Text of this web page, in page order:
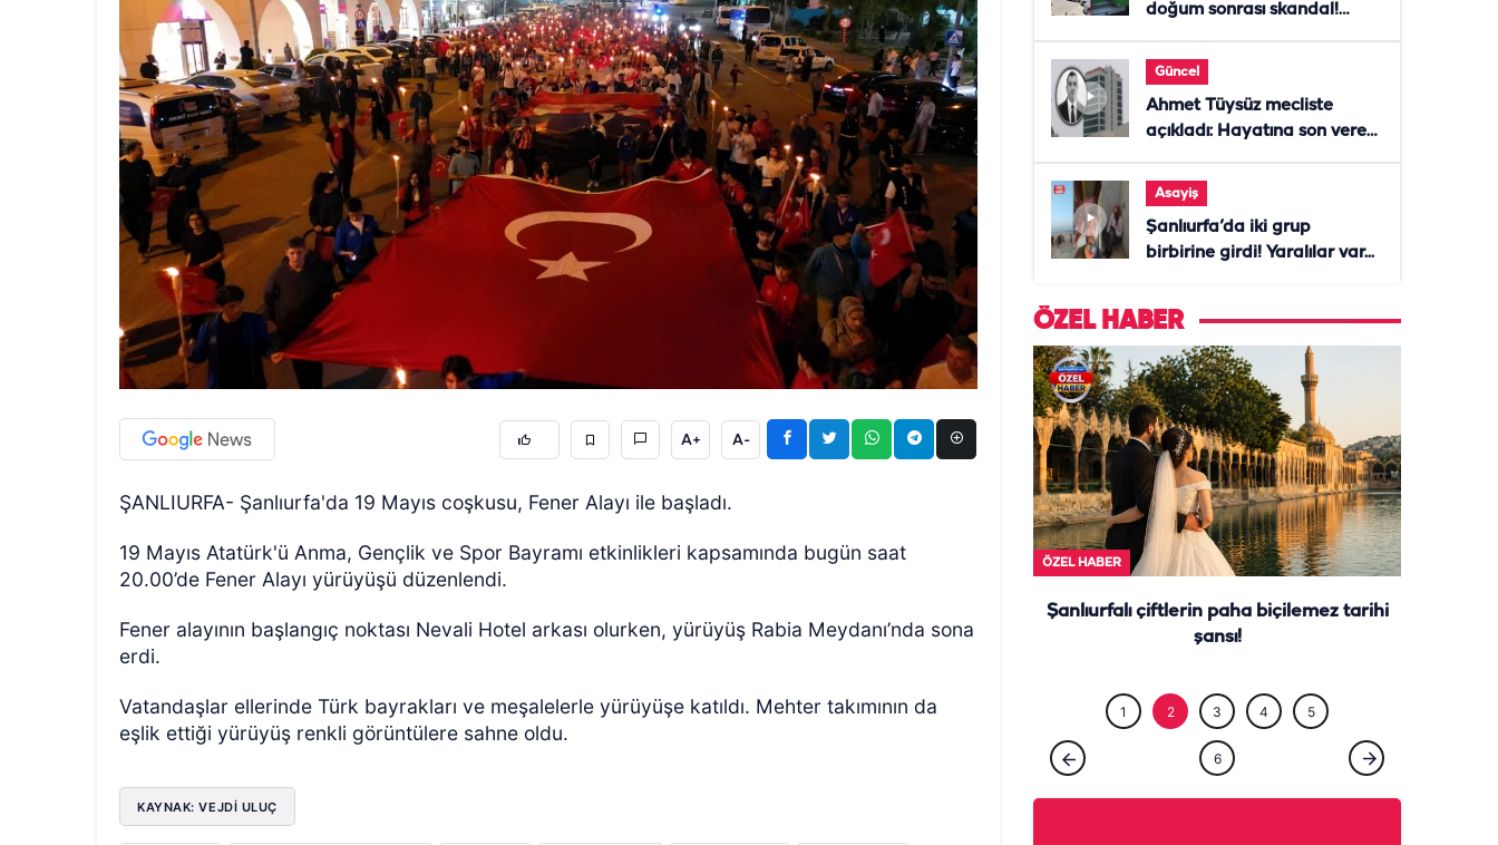
A+ A-
ŞANLIURFA- Şanlıurfa'da 19 Mayıs coşkusu, Fener Alayı ile başladı.
19 Mayıs Atatürk'ü Anma, Gençlik ve Spor Bayramı etkinlikleri kapsamında bugün saat
20.00’de Fener Alayı yürüyüşü düzenlendi.
Fener alayının başlangıç noktası Nevali Hotel arkası olurken, yürüyüş Rabia Meydanı’nda sona
erdi.
Vatandaşlar ellerinde Türk bayrakları ve meşalelerle yürüyüşe katıldı. Mehter takımının da
eşlik ettiği yürüyüş renkli görüntülere sahne oldu.
KAYNAK: VEJDI ULUÇ
doğum sonrası skandal!
Güncel
Ahmet Tüysüz mecliste
açıkladı: Hayatına son veren
ölmezdim" notunu bıraktı
Asayiş
Şanlıurfa’da iki grup
birbirine girdi! Yaralılar var...
ÖZEL HABER
GÜNCEL ÖZEL HABER
Şanlıurfalı çiftlerin paha biçilemez tarihi
şansı!
1 2 3 4 5
6